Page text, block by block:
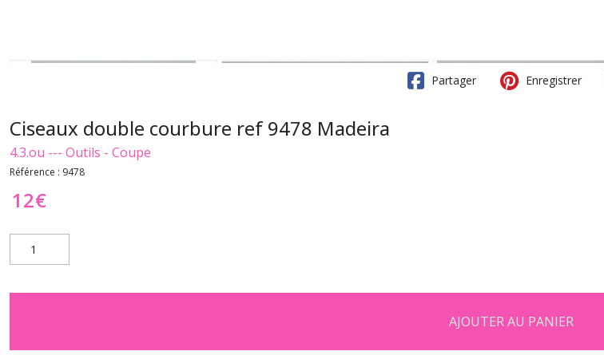
Partager Enregistrer
Ciseaux double courbure ref 9478 Madeira
4.3.ou --- Outils - Coupe
Référence : 9478
12€
AJOUTER AU PANIER